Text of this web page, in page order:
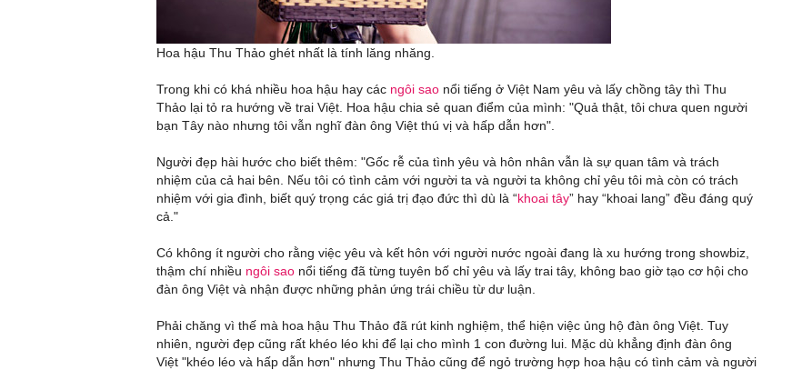
Hoa hậu Thu Thảo ghét nhất là tính lăng nhăng.
Trong khi có khá nhiều hoa hậu hay các ngôi sao nổi tiếng ở Việt Nam yêu và lấy chồng tây thì Thu
Thảo lại tỏ ra hướng về trai Việt. Hoa hậu chia sẻ quan điểm của mình: "Quả thật, tôi chưa quen người
bạn Tây nào nhưng tôi vẫn nghĩ đàn ông Việt thú vị và hấp dẫn hơn".
Người đẹp hài hước cho biết thêm: "Gốc rễ của tình yêu và hôn nhân vẫn là sự quan tâm và trách
nhiệm của cả hai bên. Nếu tôi có tình cảm với người ta và người ta không chỉ yêu tôi mà còn có trách
nhiệm với gia đình, biết quý trọng các giá trị đạo đức thì dù là “khoai tây” hay “khoai lang” đều đáng quý
cả."
Có không ít người cho rằng việc yêu và kết hôn với người nước ngoài đang là xu hướng trong showbiz,
thậm chí nhiều ngôi sao nổi tiếng đã từng tuyên bố chỉ yêu và lấy trai tây, không bao giờ tạo cơ hội cho
đàn ông Việt và nhận được những phản ứng trái chiều từ dư luận.
Phải chăng vì thế mà hoa hậu Thu Thảo đã rút kinh nghiệm, thể hiện việc ủng hộ đàn ông Việt. Tuy
nhiên, người đẹp cũng rất khéo léo khi để lại cho mình 1 con đường lui. Mặc dù khẳng định đàn ông
Việt "khéo léo và hấp dẫn hơn" nhưng Thu Thảo cũng để ngỏ trường hợp hoa hậu có tình cảm và người